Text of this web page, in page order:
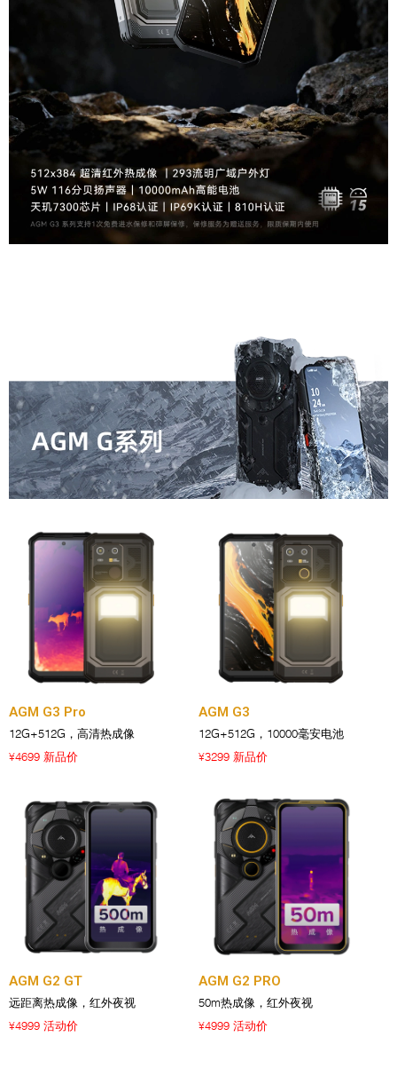
AGM G3 Pro
12G+512G，高清热成像
¥4699 新品价
AGM G3
12G+512G，10000毫安电池
¥3299 新品价
AGM G2 GT
远距离热成像，红外夜视
¥4999 活动价
AGM G2 PRO
50m热成像，红外夜视
¥4999 活动价